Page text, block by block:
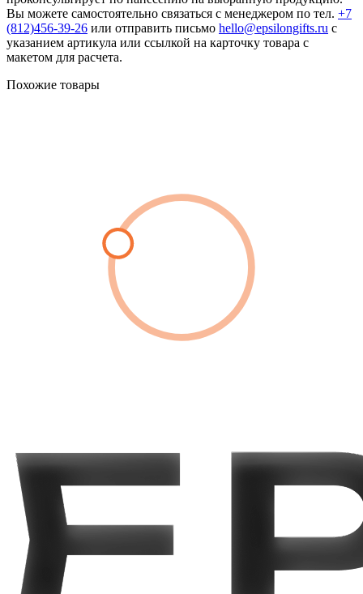
Вы можете самостоятельно связаться с менеджером по тел. +7
(812)456-39-26 или отправить письмо hello@epsilongifts.ru с
указанием артикула или ссылкой на карточку товара с
макетом для расчета.
Похожие товары